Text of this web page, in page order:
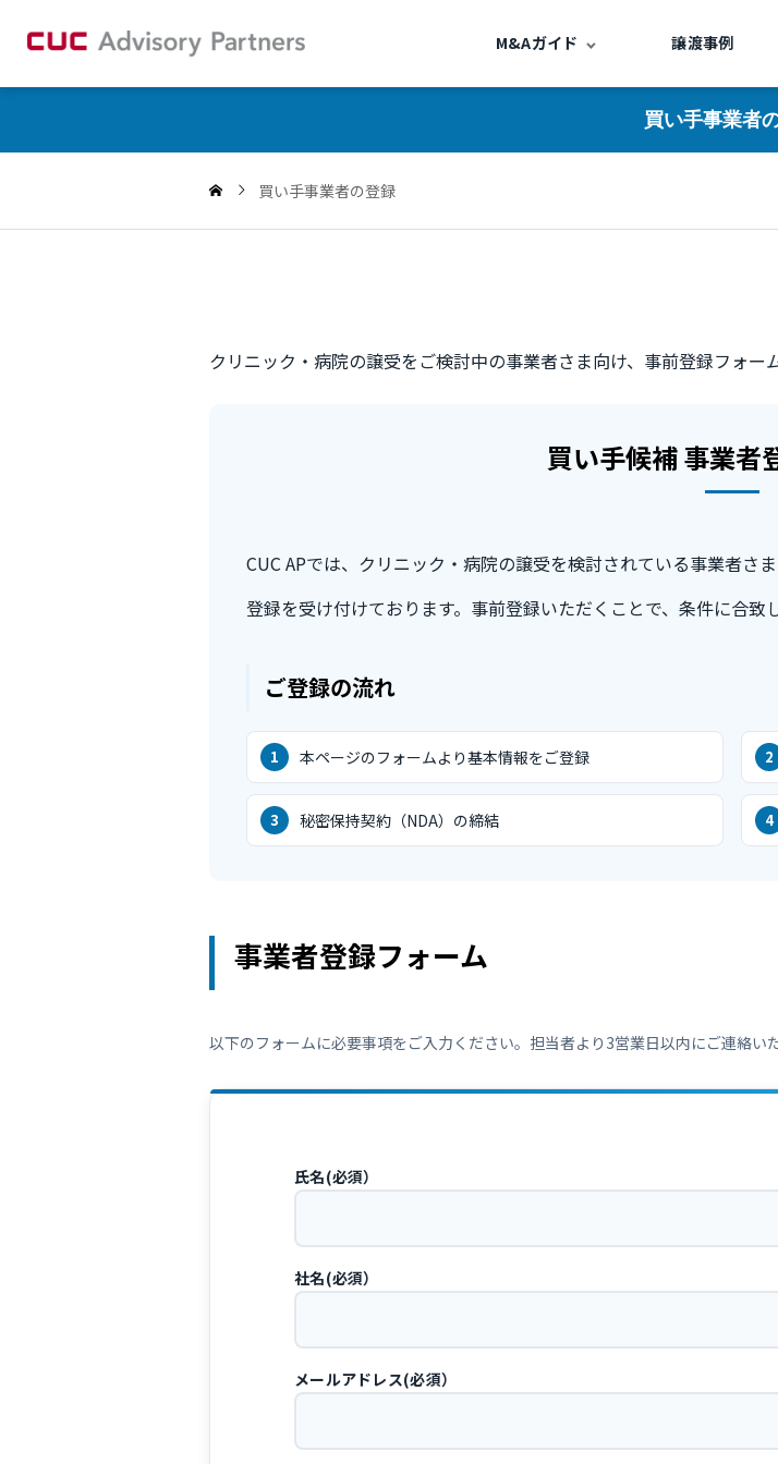
M&Aガイド 譲渡事例
買い手事業者
買い手事業者の登録
クリニック・病院の譲受をご検討中の事業者さま向け、事前登録フォーム
買い手候補 事業者
CUC APでは、クリニック・病院の譲受を検討されている事業者さ
登録を受け付けております。事前登録いただくことで、条件に合致
ご登録の流れ
本ページのフォームより基本情報をご登録
秘密保持契約（NDA）の締結
事業者登録フォーム
以下のフォームに必要事項をご入力ください。担当者より3営業日以内にご連絡いた
氏名(必須）
社名(必須）
メールアドレス(必須）